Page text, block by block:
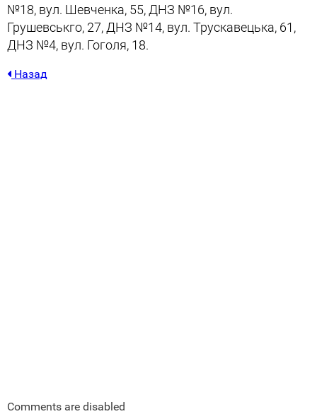
№18, вул. Шевченка, 55, ДНЗ №16, вул.
Грушевськго, 27, ДНЗ №14, вул. Трускавецька, 61,
ДНЗ №4, вул. Гоголя, 18.
Назад
Comments are disabled